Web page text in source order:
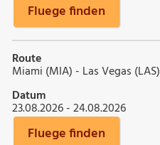
Fluege finden
Route
Miami (MIA) - Las Vegas (LAS)
Datum
23.08.2026 - 24.08.2026
Fluege finden